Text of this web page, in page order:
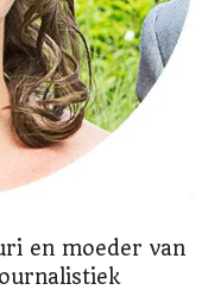
en moeder van